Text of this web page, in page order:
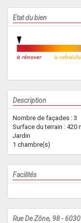
Etat du bien
Description
Nombre de façades : 3
Surface du terrain : 420
Jardin
1 chambre(s)
Facilités
Rue De Zône, 98 -